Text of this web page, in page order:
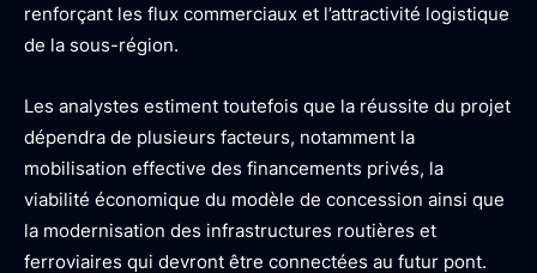
renforçant les flux commerciaux et l’attractivité logistique
de la sous-région.
Les analystes estiment toutefois que la réussite du projet
dépendra de plusieurs facteurs, notamment la
mobilisation effective des financements privés, la
viabilité économique du modèle de concession ainsi que
la modernisation des infrastructures routières et
ferroviaires qui devront être connectées au futur pont.